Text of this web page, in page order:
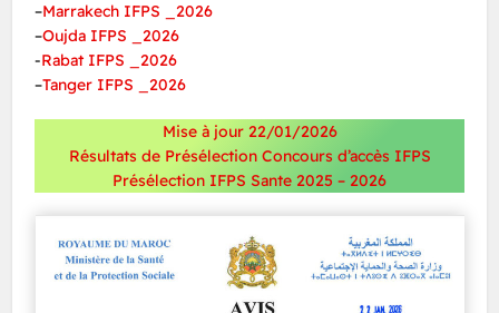
–Marrakech IFPS _2026
–Oujda IFPS _2026
-​Rabat IFPS _2026
–Tanger IFPS _2026
Mise à jour 22/01/2026
Résultats de Présélection Concours d’accès IFPS
Présélection IFPS Sante 2025 – 2026